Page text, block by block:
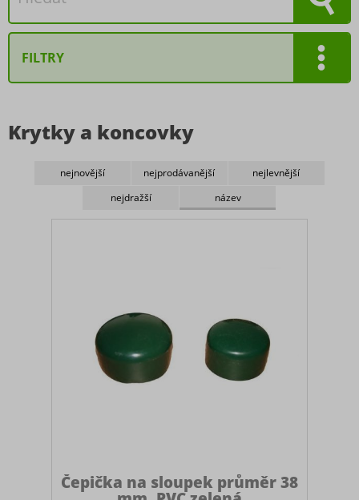
FILTRY
Ø 48 mm
Povrch
Krytky a koncovky
nejnovější nejprodávanější
nejlevnější
nejdražší
název
Čepička na sloupek průměr 38